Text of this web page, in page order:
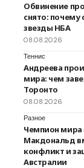
Обвинение
снято: почему
звезды НБА
08.08.2026
Теннис
Андреева
мира: чем
Торонто
08.08.2026
Разное
Чемпион мира
Макдональд
конфликт и
Австралии